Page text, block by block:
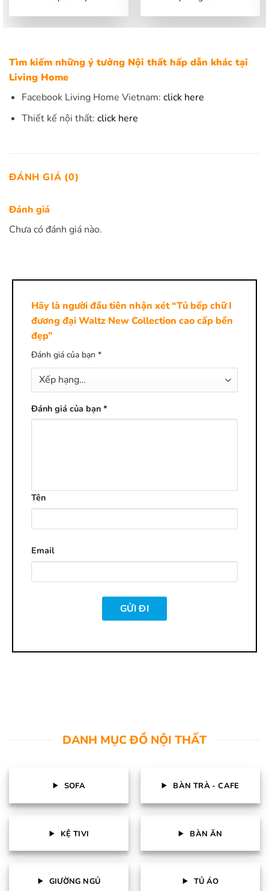
Tìm kiếm những ý tưởng Nội thất hấp dẫn khác tại
Living Home
Facebook Living Home Vietnam: click here
Thiết kế nội thất: click here
ĐÁNH GIÁ (0)
Đánh giá
Chưa có đánh giá nào.
Hãy là người đầu tiên nhận xét “Tủ bếp chữ I
đương đại Waltz New Collection cao cấp bền
đẹp”
Đánh giá của bạn *
Đánh giá của bạn *
Tên
Email
DANH MỤC ĐỒ NỘI THẤT
SOFA BÀN TRÀ - CAFE
KỆ TIVI BÀN ĂN
GIƯỜNG NGỦ TỦ ÁO